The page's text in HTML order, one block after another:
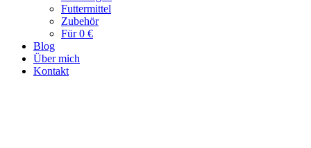
Futtermittel
Zubehör
Für 0 €
Blog
Über mich
Kontakt